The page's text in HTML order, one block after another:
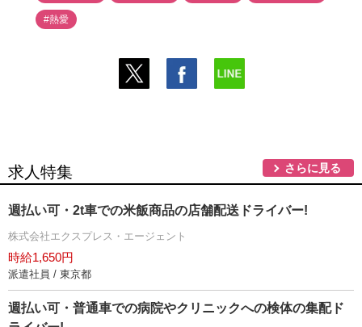
#熱愛
求人特集 さらに見る
週払い可・2t車での米飯商品の店舗配送ドライバー!
株式会社エクスプレス・エージェント
時給1,650円
派遣社員 / 東京都
週払い可・普通車での病院やクリニックへの検体の集配ド